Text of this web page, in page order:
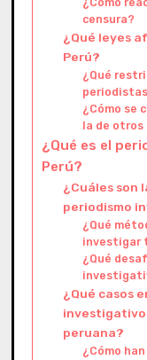
censura?
¿Qué leyes
Perú?
¿Qué
¿Cómo se
la de otros
¿Qué es el
Perú?
¿Cuáles son
periodismo
¿Qué
investigar
¿Qué
¿Qué casos
investigativo
peruana?
¿Cómo